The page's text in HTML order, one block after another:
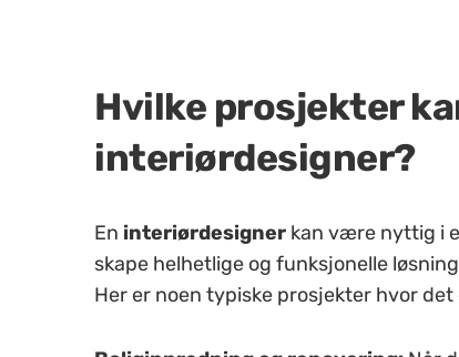
Hvilke prosjekter
interiørdesigner?
En interiørdesigner kan være nyttig i
skape helhetlige og funksjonelle
Her er noen typiske prosjekter hvor